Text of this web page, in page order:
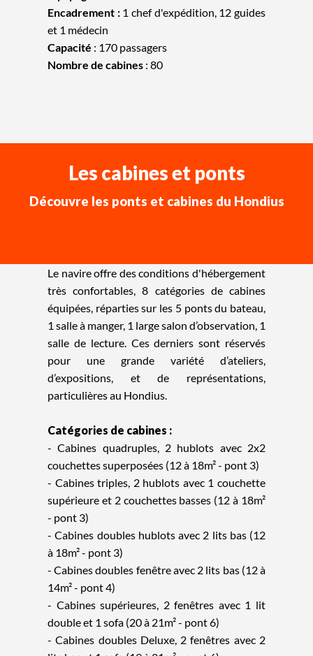
Encadrement :1 chef d'expédition, 12 guides
et 1 médecin
Capacité : 170 passagers
Nombre de cabines : 80
Les cabines et ponts
Découvre les ponts et cabines du Hondius
Le navire offre des conditions d'hébergement
très confortables, 8 catégories de cabines
équipées, réparties sur les 5 ponts du bateau,
1 salle à manger, 1 large salon d’observation, 1
salle de lecture. Ces derniers sont réservés
pour une grande variété d’ateliers,
d’expositions, et de représentations,
particulières au Hondius.
Catégories de cabines :
- Cabines quadruples, 2 hublots avec 2x2
couchettes superposées (12 à 18m² - pont 3)
- Cabines triples, 2 hublots avec 1 couchette
supérieure et 2 couchettes basses (12 à 18m²
- pont 3)
- Cabines doubles hublots avec 2 lits bas (12
à 18m² - pont 3)
- Cabines doubles fenêtre avec 2 lits bas (12 à
14m² - pont 4)
- Cabines supérieures, 2 fenêtres avec 1 lit
double et 1 sofa (20 à 21m² - pont 6)
- Cabines doubles Deluxe, 2 fenêtres avec 2